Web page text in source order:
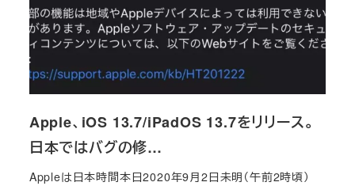
Apple、iOS 13.7/iPadOS 13.7をリリース。
日本ではバグの修…
Appleは日本時間本日2020年9月2日未明（午前2時頃）